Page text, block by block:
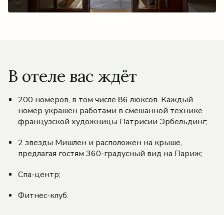
В отеле вас ждёт
200 номеров, в том числе 86 люксов. Каждый
номер украшен работами в смешанной технике
французской художницы Патрисии Эрбельдинг;
2 звезды Мишлен и расположен на крыше,
предлагая гостям 360-градусный вид на Париж;
Спа-центр;
Фитнес-клуб.